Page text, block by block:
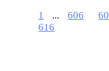
1 ... 606
616